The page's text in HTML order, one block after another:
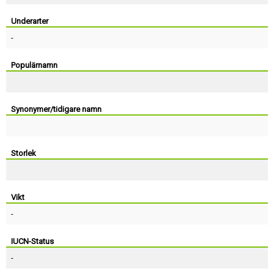
Underarter
-
Populärnamn
Synonymer/tidigare namn
Storlek
Vikt
-
IUCN-Status
-